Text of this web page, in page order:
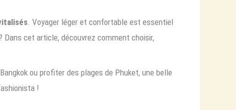
. Voyager léger et confortable est essentiel
cet article, découvrez comment choisir,
ou profiter des plages de Phuket, une belle
!